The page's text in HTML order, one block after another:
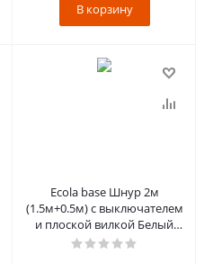
В корзину
Ecola base Шнур 2м
(1.5м+0.5м) с выключателем
и плоской вилкой Белый
сечение 0.5mm 2.5А 230V